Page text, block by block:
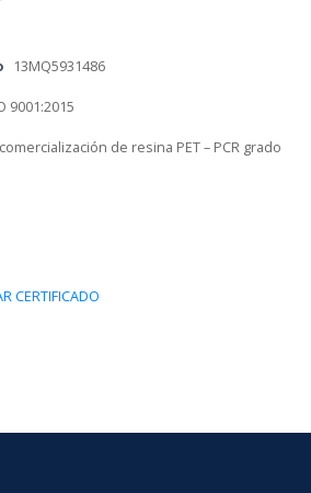
13MQ5931486
9001:2015
de resina PET – PCR grado
CERTIFICADO